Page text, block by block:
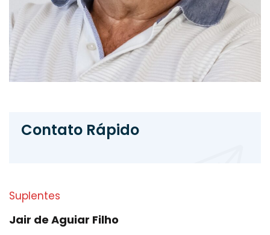
Contato Rápido
Suplentes
Jair de Aguiar Filho